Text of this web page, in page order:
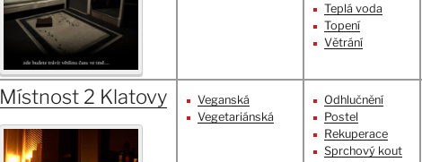
Teplá voda
Topení
Větrání
Místnost 2 Klatovy
Veganská
Vegetariánská
Odhlučnění
Postel
Rekuperace
Sprchový kout